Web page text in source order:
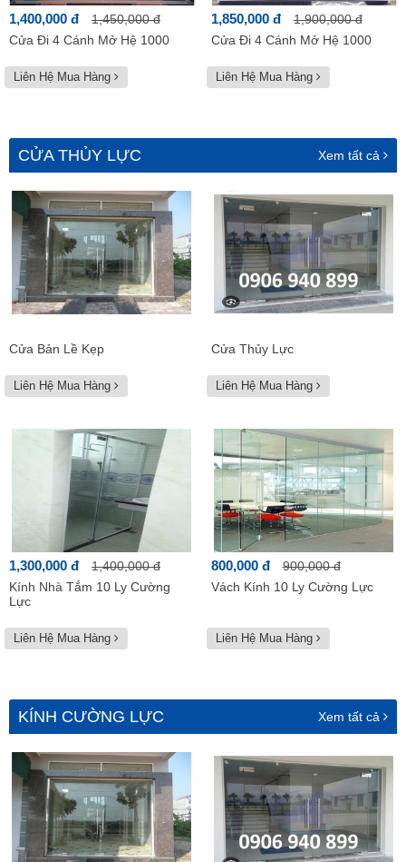
1,400,000 đ
1,450,000 đ
Cửa Đi 4 Cánh Mở Hệ 1000
Liên Hệ Mua Hàng
1,850,000 đ
1,900,000 đ
Cửa Đi 4 Cánh Mở Hệ 1000
Liên Hệ Mua Hàng
CỬA THỦY LỰC Xem tất cả
Cửa Bản Lề Kẹp
Liên Hệ Mua Hàng
Cửa Thủy Lực
Liên Hệ Mua Hàng
1,300,000 đ
1,400,000 đ
Kính Nhà Tắm 10 Ly Cường
Lực
Liên Hệ Mua Hàng
800,000 đ
900,000 đ
Vách Kính 10 Ly Cường Lực
Liên Hệ Mua Hàng
KÍNH CƯỜNG LỰC Xem tất cả